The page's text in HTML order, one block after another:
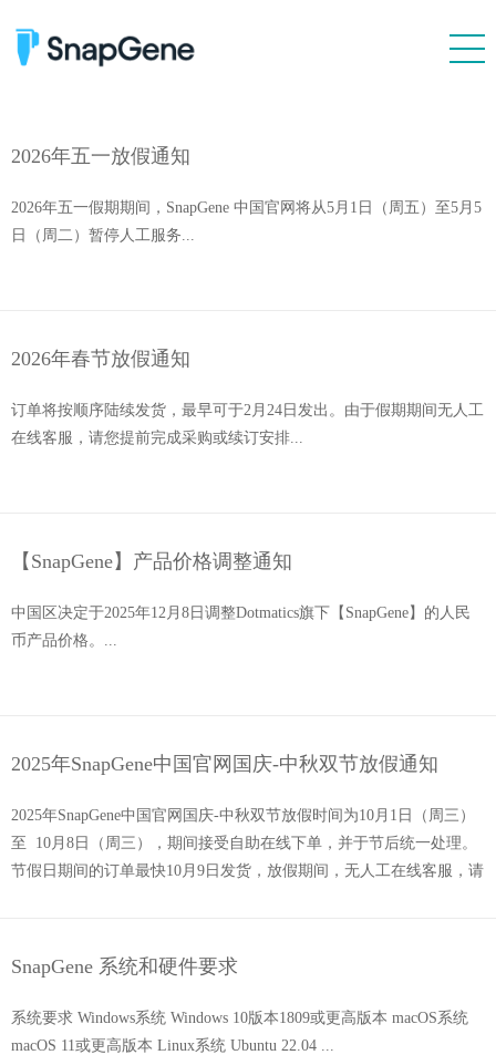
质粒文件
价格 & 在线购买
联系我们
新闻公告
学术版试用
2026年五一放假通知
2026年五一假期期间，SnapGene 中国官网将从5月1日（周五）至5月5
日（周二）暂停人工服务...
2026年春节放假通知
订单将按顺序陆续发货，最早可于2月24日发出。由于假期期间无人工
在线客服，请您提前完成采购或续订安排...
【SnapGene】产品价格调整通知
中国区决定于2025年12月8日调整Dotmatics旗下【SnapGene】的人民
币产品价格。...
2025年SnapGene中国官网国庆-中秋双节放假通知
2025年SnapGene中国官网国庆-中秋双节放假时间为10月1日（周三）
至 10月8日（周三），期间接受自助在线下单，并于节后统一处理。
节假日期间的订单最快10月9日发货，放假期间，无人工在线客服，请
SnapGene 系统和硬件要求
系统要求 Windows系统 Windows 10版本1809或更高版本 macOS系统
macOS 11或更高版本 Linux系统 Ubuntu 22.04 ...